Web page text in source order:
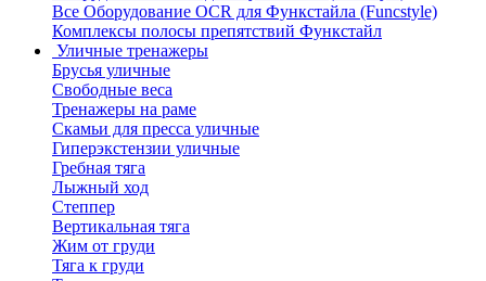
Все Оборудование OCR для Функстайла (Funcstyle)
Комплексы полосы препятствий Функстайл
Уличные тренажеры
Брусья уличные
Свободные веса
Тренажеры на раме
Скамьи для пресса уличные
Гиперэкстензии уличные
Гребная тяга
Лыжный ход
Степпер
Вертикальная тяга
Жим от груди
Тяга к груди